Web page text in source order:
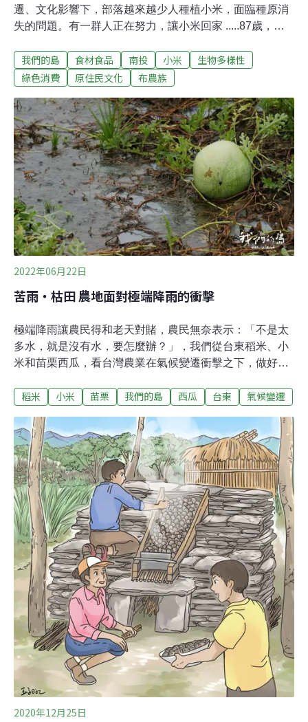
遷、文化影響下，部落越來越少人種植小米，面臨種原消
失的問題。有一群人正在努力，讓小米回家 .....87歲，住
拿出他的寶貝：用青剛櫟做的杵，樟樹做的臼。這是他的
阿公送給他的嫁妝，用這對杵以及臼，阿媽把小米脫殼，
植與收成，貫穿了部落的歲時節令。只是，東埔很久沒有
種小米了。
我們的島 食材食品 南投 小米
生物多樣性
綠色消費
原住民文化 布農族
2022年06月22日
苦雨・枯田 農地面對極端降雨的衝擊
極端降雨讓農民得和老天對賭，農民無奈表示：「不是太
多水，就是沒有水，要怎麼辦？」，我們從台東稻米、小
米和苗栗西瓜，看台灣農業在氣候變遷衝擊之下，做好準
在台東關山沒有美麗的稻浪，農民面對的是一粒粒乾癟的
沃、水質清淨，農民都以高品質的稻米自豪。今年農民按
照往例，在立春時節插秧，沒想到老天的臉色越來越難掌
握。雨下個不停，根據台東氣象站統計，今年降雨日明顯
增加，日照時數是十年來最少。這片慣行農法的稻田，因
為雨水而減產五成，但有機的稻田更慘烈。關山有120公
頃的有機專區，雨災過後，還要面對強勢回歸的害蟲大
軍。德高里里長周敏勝指著有機田區的稻穗無奈表示，幾
乎每株稻穗上，都爬滿了黑椿象。2月初，台東農改場估
算，每100公頃大約有2000萬隻黑椿象，5月底估算增加十
倍，大約有2億多隻。農民認為，過去除蟲
稻米 小米 苗栗 我們的島 西瓜 台東 氣候變遷
2020年12月25日